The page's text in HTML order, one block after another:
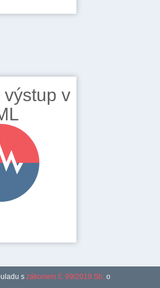
výstup v
s zákonem č. 99/2019 Sb.o